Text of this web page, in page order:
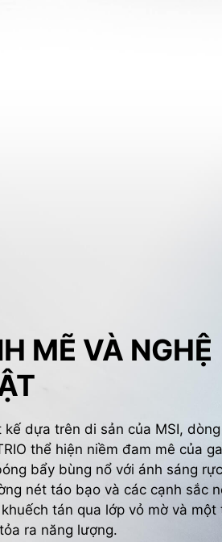
MẼ VÀ NGHỆ
dựa trên di sản của MSI,
thể hiện niềm đam mê của
bẩy bùng nổ với ánh sáng
nét táo bạo và các cạnh sắc
tán qua lớp vỏ mờ và một
ra năng lượng.